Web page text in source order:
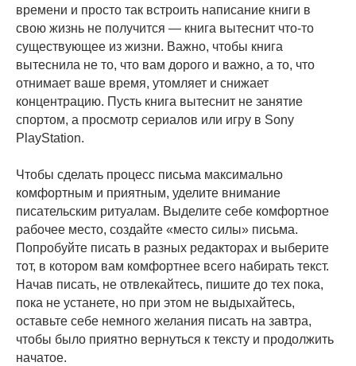
времени и просто так встроить написание книги в
свою жизнь не получится — книга вытеснит что-то
существующее из жизни. Важно, чтобы книга
вытеснила не то, что вам дорого и важно, а то, что
отнимает ваше время, утомляет и снижает
концентрацию. Пусть книга вытеснит не занятие
спортом, а просмотр сериалов или игру в Sony
PlayStation.
Чтобы сделать процесс письма максимально
комфортным и приятным, уделите внимание
писательским ритуалам. Выделите себе комфортное
рабочее место, создайте «место силы» письма.
Попробуйте писать в разных редакторах и выберите
тот, в котором вам комфортнее всего набирать текст.
Начав писать, не отвлекайтесь, пишите до тех пока,
пока не устанете, но при этом не выдыхайтесь,
оставьте себе немного желания писать на завтра,
чтобы было приятно вернуться к тексту и продолжить
начатое.